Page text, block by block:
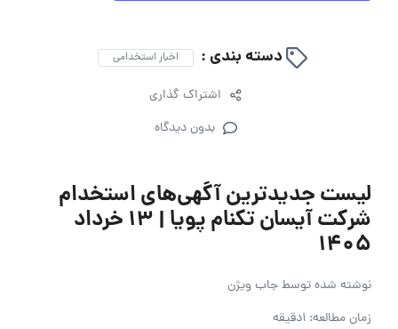
دسته بندی : اخبار استخدامی
اشتراک گذاری
بدون دیدگاه
لیست جدیدترین آگهی‌های استخدام
شرکت آیسان تکنام پویا | ۱۳ خرداد
۱۴۰۵
نوشته شده توسطجاب ویژن
زمان مطالعه: 1دقیقه